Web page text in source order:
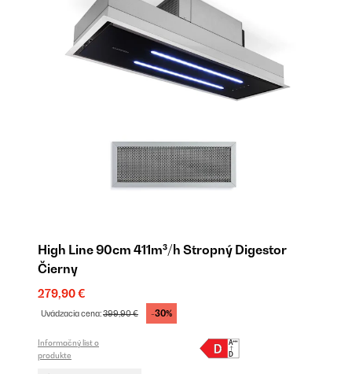
High Line 90cm 411m³/h Stropný Digestor
Čierny
279,90 €
Uvádzacia cena:399,90 € -30%
Informačný list o
produkte